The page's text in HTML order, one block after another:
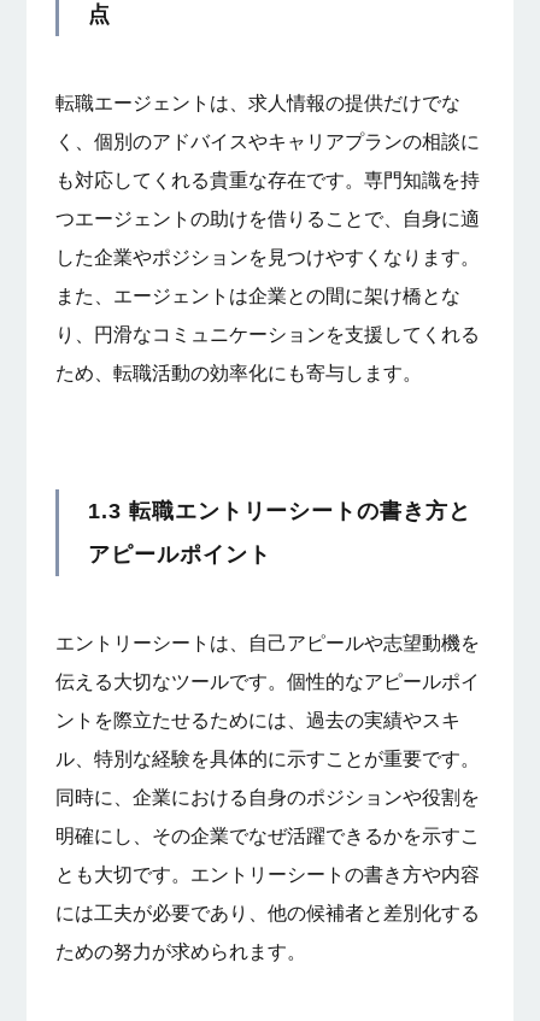
点
転職エージェントは、求人情報の提供だけでな
く、個別のアドバイスやキャリアプランの相談に
も対応してくれる貴重な存在です。専門知識を持
つエージェントの助けを借りることで、自身に適
した企業やポジションを見つけやすくなります。
また、エージェントは企業との間に架け橋とな
り、円滑なコミュニケーションを支援してくれる
ため、転職活動の効率化にも寄与します。
1.3 転職エントリーシートの書き方と
アピールポイント
エントリーシートは、自己アピールや志望動機を
伝える大切なツールです。個性的なアピールポイ
ントを際立たせるためには、過去の実績やスキ
ル、特別な経験を具体的に示すことが重要です。
同時に、企業における自身のポジションや役割を
明確にし、その企業でなぜ活躍できるかを示すこ
とも大切です。エントリーシートの書き方や内容
には工夫が必要であり、他の候補者と差別化する
ための努力が求められます。